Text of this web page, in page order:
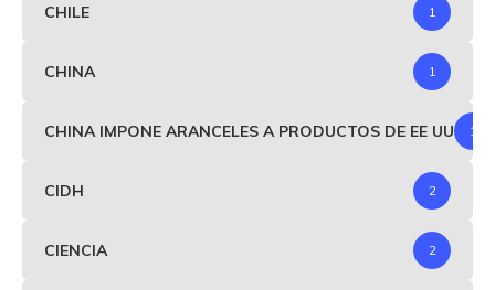
CHILE 1
CHINA 1
CHINA IMPONE ARANCELES A PRODUCTOS DE EE UU 1
CIDH 2
CIENCIA 2